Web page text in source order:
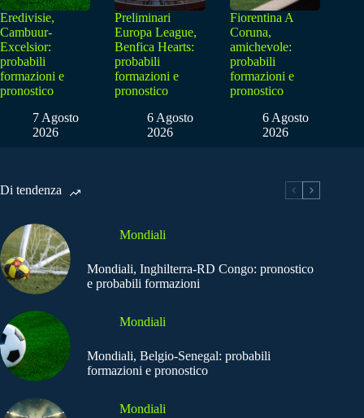
Eredivisie,
Cambuur-
Excelsior:
probabili
formazioni e
pronostico
7 Agosto
2026
Preliminari
Europa League,
Benfica Hearts:
probabili
formazioni e
pronostico
6 Agosto
2026
Fiorentina A
Coruna,
amichevole:
probabili
formazioni e
pronostico
6 Agosto
2026
Di tendenza
Mondiali
Mondiali, Inghilterra-RD Congo: pronostico
e probabili formazioni
Mondiali
Mondiali, Belgio-Senegal: probabili
formazioni e pronostico
Mondiali